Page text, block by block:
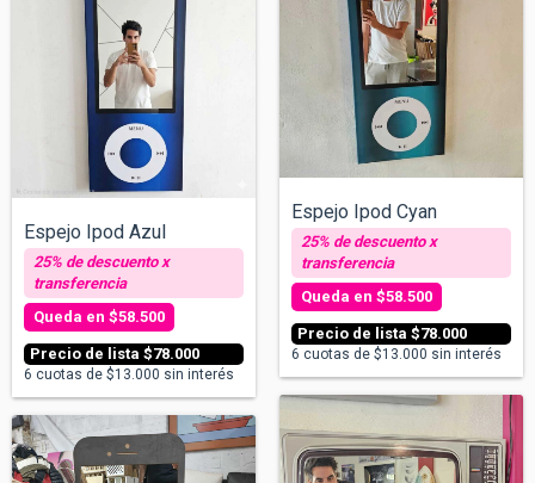
Espejo Ipod Azul
$78.000
$58.500
6 cuotas de $13.000 sin interés
Espejo Ipod Cyan
$78.000
$58.500
6 cuotas de $13.000 sin interés